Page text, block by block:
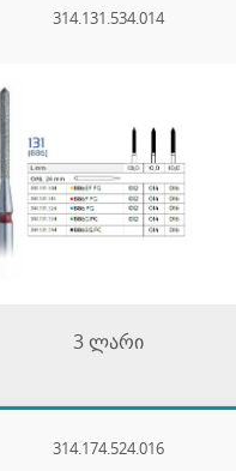
314.131.534.014
3 ლარი
314.174.524.016